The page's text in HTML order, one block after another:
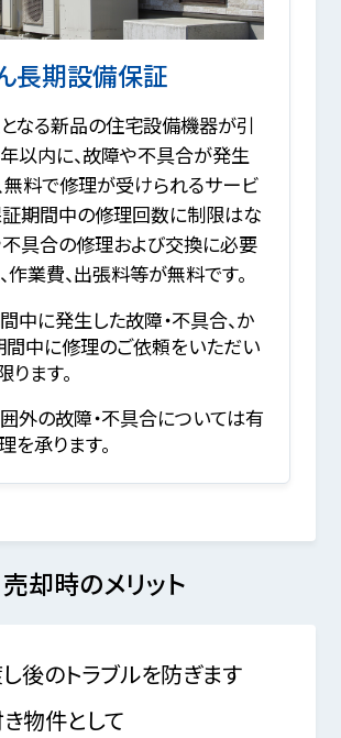
長期設備保証
なる新品の住宅設備機器が引
以内に、故障や不具合が発生
無料で修理が受けられるサービ
証期間中の修理回数に制限はな
不具合の修理および交換に必要
作業費、出張料等が無料です。
中に発生した故障・不具合、か
間中に修理のご依頼をいただい
ります。
外の故障・不具合については有
を承ります。
売却時のメリット
後のトラブルを防ぎます
物件として